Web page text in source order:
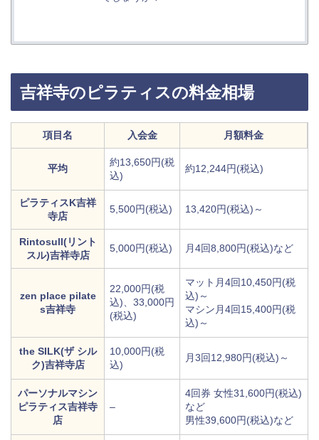
吉祥寺のピラティスの料金相場
項目名 入会金 月額料金
平均
約13,650円(税
込)
約12,244円(税込)
ピラティスK吉祥
寺店
5,500円(税込) 13,420円(税込)～
Rintosull(リント
スル)吉祥寺店
5,000円(税込) 月4回8,800円(税込)など
zen place pilate
s吉祥寺
22,000円(税
込)、33,000円
(税込)
マット月4回10,450円(税
込)～
マシン月4回15,400円(税
込)～
the SILK(ザ シル
ク)吉祥寺店
10,000円(税
込)
月3回12,980円(税込)～
パーソナルマシン
ピラティス吉祥寺
店
–
4回券 女性31,600円(税込)
など
男性39,600円(税込)など